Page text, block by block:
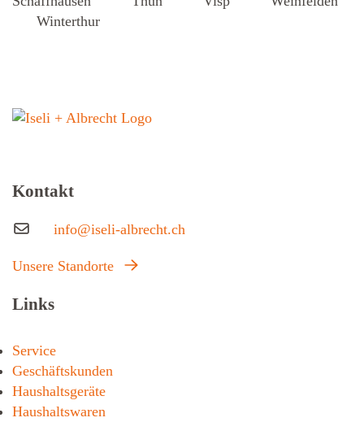
Winterthur
Kontakt
info@iseli-albrecht.ch
Unsere Standorte
Links
Service
Geschäftskunden
Haushaltsgeräte
Haushaltswaren